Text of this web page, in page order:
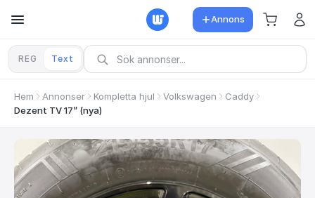
Annons
REG Text
Hem Annonser Kompletta hjul Volkswagen
Caddy
Dezent TV 17” (nya)